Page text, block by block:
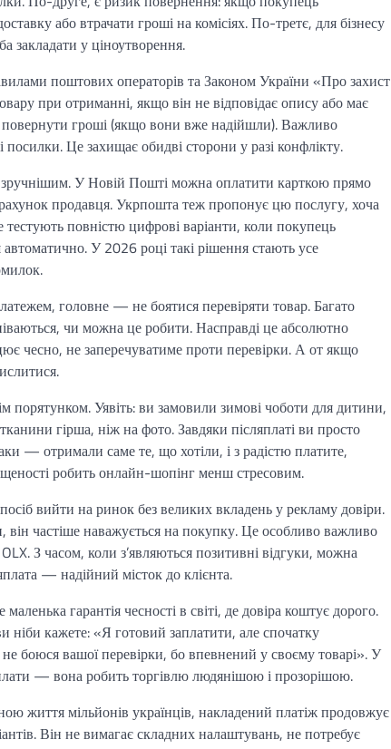
або втрачати гроші на комісіях. По-третє, для бізнесу
закладати у ціноутворення.
поштових операторів та Законом України «Про захист
при отриманні, якщо він не відповідає опису або має
гроші (якщо вони вже надійшли). Важливо
Це захищає обидві сторони у разі конфлікту.
У Новій Пошті можна оплатити карткою прямо
продавця. Укрпошта теж пропонує цю послугу, хоча
тестують повністю цифрові варіанти, коли покупець
У 2026 році такі рішення стають усе
головне — не боятися перевіряти товар. Багато
чи можна це робити. Насправді це абсолютно
чесно, не заперечуватиме проти перевірки. А от якщо
Уявіть: ви замовили зимові чоботи для дитини,
гірша, ніж на фото. Завдяки післяплаті ви просто
— отримали саме те, що хотіли, і з радістю платите,
робить онлайн-шопінг менш стресовим.
вийти на ринок без великих вкладень у рекламу довіри.
він частіше наважується на покупку. Це особливо важливо
З часом, коли з’являються позитивні відгуки, можна
— надійний місток до клієнта.
гарантія чесності в світі, де довіра коштує дорого.
ніби кажете: «Я готовий заплатити, але спочатку
боюся вашої перевірки, бо впевнений у своєму товарі». У
— вона робить торгівлю людянішою і прозорішою.
життя мільйонів українців, накладений платіж продовжує
Він не вимагає складних налаштувань, не потребує